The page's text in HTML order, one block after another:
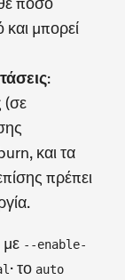
μπορεί
:
(σε
και τα
πρέπει
με --enable-
· το auto